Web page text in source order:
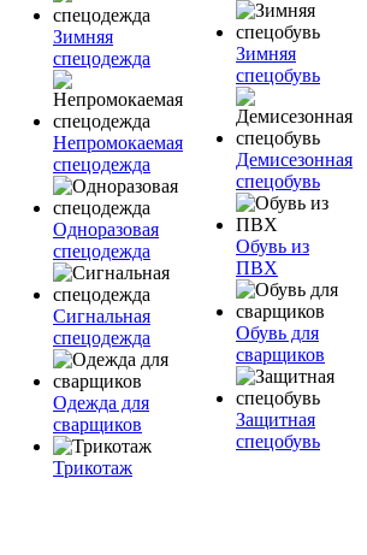
Зимняя
спецодежда
Непромокаемая
спецодежда
Одноразовая
спецодежда
Сигнальная
спецодежда
Одежда для
сварщиков
Трикотаж
Зимняя
спецобувь
Демисезонная
спецобувь
Обувь из
ПВХ
Обувь для
сварщиков
Защитная
спецобувь